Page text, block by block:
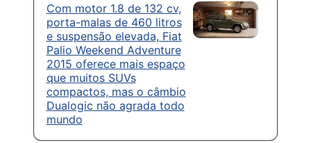
Com motor 1.8 de 132 cv,
porta-malas de 460 litros
e suspensão elevada, Fiat
Palio Weekend Adventure
2015 oferece mais espaço
que muitos SUVs
compactos, mas o câmbio
Dualogic não agrada todo
mundo